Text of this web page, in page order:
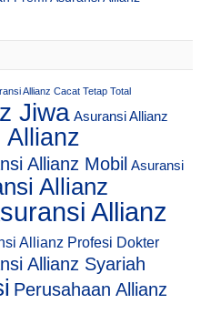
Allianz Cacat Tetap Total
Jiwa Asuransi Allianz
Allianz
Allianz Mobil Asuransi
Allianz
Allianz
Allianz Profesi Dokter
Allianz Syariah
Perusahaan Allianz